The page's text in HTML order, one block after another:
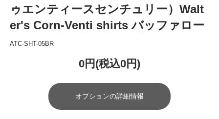
ゥエンティースセンチュリー）Walt
er's Corn-Venti shirts バッファロー
ATC-SHT-05BR
0円(税込0円)
オプションの詳細情報